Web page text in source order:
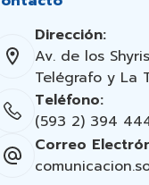
Dirección:
Av. de los
Telégrafo y La
Teléfono:
(593 2) 394
Correo